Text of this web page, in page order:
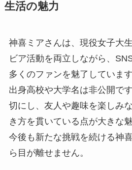
生活の魅力
神喜ミアさんは、現役女子大
ビア活動を両立しながら、
多くのファンを魅了しています
出身高校や大学名は非公開で
切にし、友人や趣味を楽しみ
き方を貫いている点が大きな魅
今後も新たな挑戦を続ける神
ら目が離せません。